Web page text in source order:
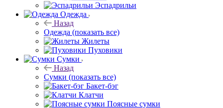
Эспадрильи
Одежда
Назад
Одежда (показать все)
Жилеты
Пуховики
Сумки
Назад
Сумки (показать все)
Бакет-бэг
Клатчи
Поясные сумки